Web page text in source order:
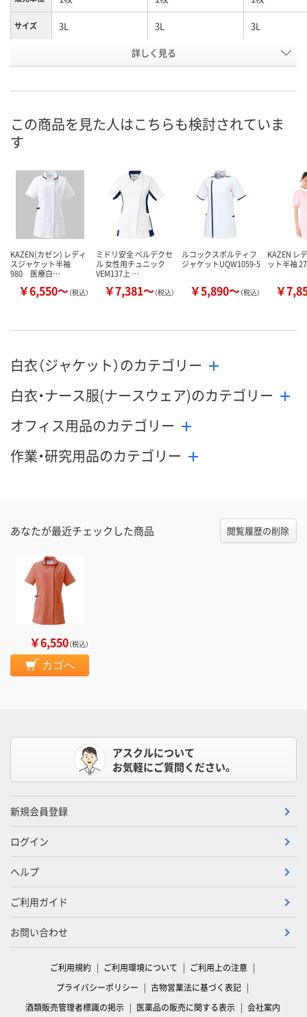
サイズ 3L 3L 3L
ピンク×ネイビー プラム×グレ
号
お届け日
在庫切れです
（次回入荷日未定）
カゴへ カ
詳しく見る
この商品を見た人はこちらも検討されていま
す
KAZEN(カゼン) レディ
スジャケット半袖
980 医療白…
￥6,550～（税込）
ミドリ安全 ベルデクセ
ル 女性用チュニック
VEM137上 …
￥7,381～（税込）
ルコックスポルティフ
ジャケットUQW1059-5
￥5,890～（税込）
KAZEN レ
ット半袖
￥
白衣（ジャケット）のカテゴリー
白衣・ナース服(ナースウェア)のカテゴリー
オフィス用品のカテゴリー
作業・研究用品のカテゴリー
あなたが最近チェックした商品 閲覧履歴の削除
￥6,550（税込）
カゴへ
アスクルについて
お気軽にご質問ください。
新規会員登録
ログイン
ヘルプ
ご利用ガイド
お問い合わせ
ご利用規約 ご利用環境について
ご利用上の注意
プライバシーポリシー
古物営業法に基づく表記
酒類販売管理者標識の掲示
医薬品の販売に関する表示 会社案内